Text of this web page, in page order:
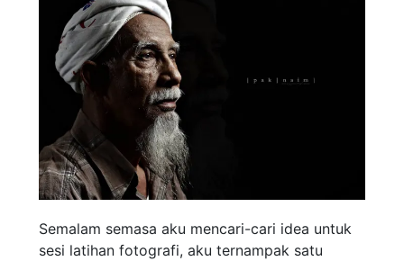
Semalam semasa aku mencari-cari idea untuk
sesi latihan fotografi, aku ternampak satu